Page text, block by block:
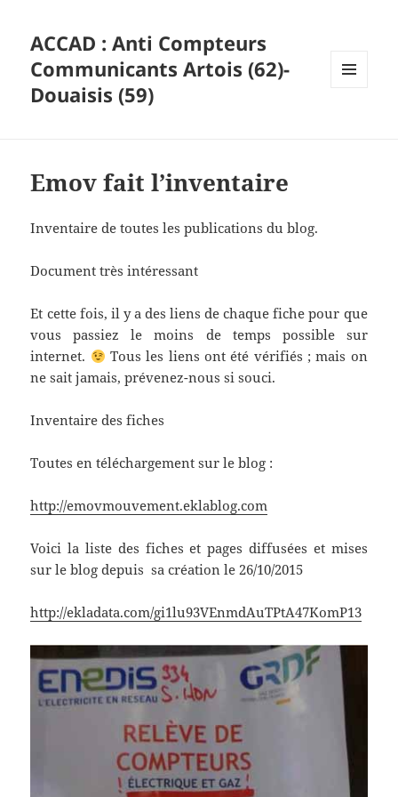
ACCAD : Anti Compteurs
Communicants Artois (62)-
Douaisis (59)
Emov fait l’inventaire
Inventaire de toutes les publications du blog.
Document très intéressant
Et cette fois, il y a des liens de chaque fiche pour que
vous passiez le moins de temps possible sur
internet.
Tous les liens ont été vérifiés ; mais on
ne sait jamais, prévenez-nous si souci.
Inventaire des fiches
Toutes en téléchargement sur le blog :
http://emovmouvement.eklablog.com
Voici la liste des fiches et pages diffusées et mises
sur le blog depuis sa création le 26/10/2015
http://ekladata.com/gi1lu93VEnmdAuTPtA47KomP13